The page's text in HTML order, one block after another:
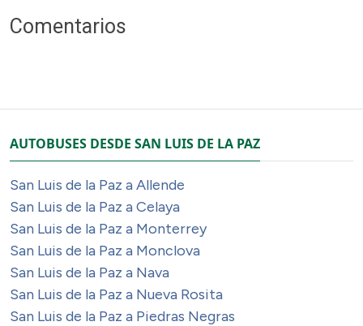
Comentarios
AUTOBUSES DESDE SAN LUIS DE LA PAZ
San Luis de la Paz a Allende
San Luis de la Paz a Celaya
San Luis de la Paz a Monterrey
San Luis de la Paz a Monclova
San Luis de la Paz a Nava
San Luis de la Paz a Nueva Rosita
San Luis de la Paz a Piedras Negras